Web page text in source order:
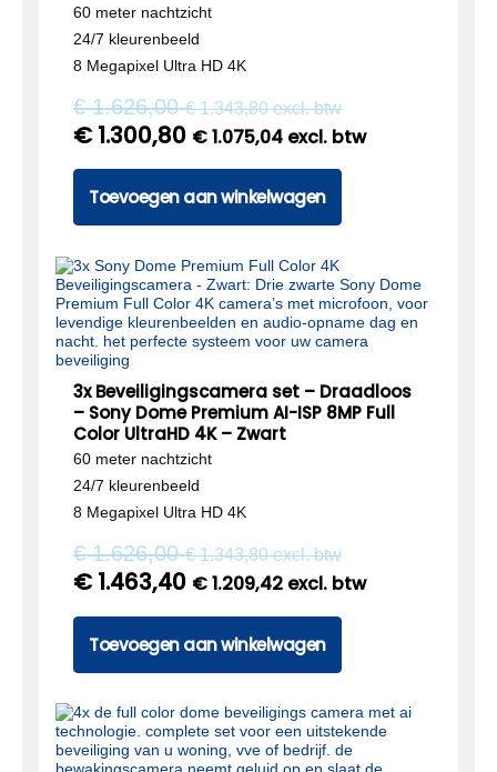
60 meter nachtzicht
24/7 kleurenbeeld
8 Megapixel Ultra HD 4K
€1.626,00 €1.343,80excl. btw
€1.300,80 €1.075,04 excl. btw
Toevoegen aan winkelwagen
3x Beveiligingscamera set – Draadloos
– Sony Dome Premium AI-ISP 8MP Full
Color UltraHD 4K – Zwart
60 meter nachtzicht
24/7 kleurenbeeld
8 Megapixel Ultra HD 4K
€1.626,00 €1.343,80excl. btw
€1.463,40 €1.209,42 excl. btw
Toevoegen aan winkelwagen